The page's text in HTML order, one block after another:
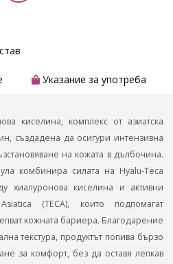
Указание за употреба
киселина, комплекс от азиатска
създадена да осигури интензивна
на кожата в дълбочина.
комбинира силата на Hyalu-Teca
хиалуронова киселина и активни
(TECA), които подпомагат
кожната бариера. Благодарение
текстура, продуктът попива бързо
за комфорт, без да оставя лепкав